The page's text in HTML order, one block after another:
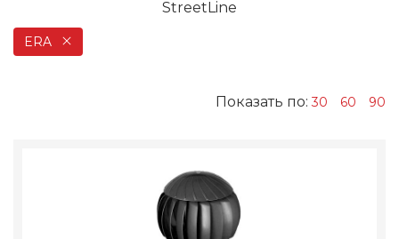
StreetLine
ERA
Показать по:30 60 90